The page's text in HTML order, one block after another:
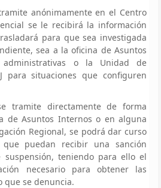
anónimamente en el Centro
se le recibirá la información
para que sea investigada
sea a la oficina de Asuntos
o la Unidad de
para situaciones que configuren
tramite directamente de forma
de Asuntos Internos o en alguna
Regional, se podrá dar curso
puedan recibir una sanción
teniendo para ello el
necesario para obtener las
que se denuncia.